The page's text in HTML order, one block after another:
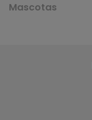
Mascotas